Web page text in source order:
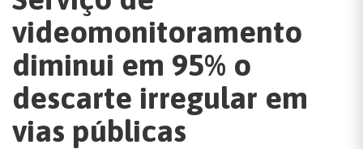
videomonitoramento
diminui em 95% o
descarte irregular em
vias públicas